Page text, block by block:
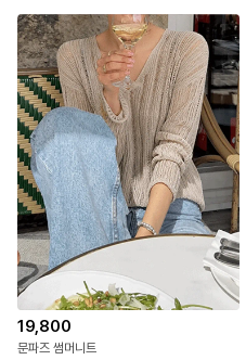
19,800
문파즈 썸머니트